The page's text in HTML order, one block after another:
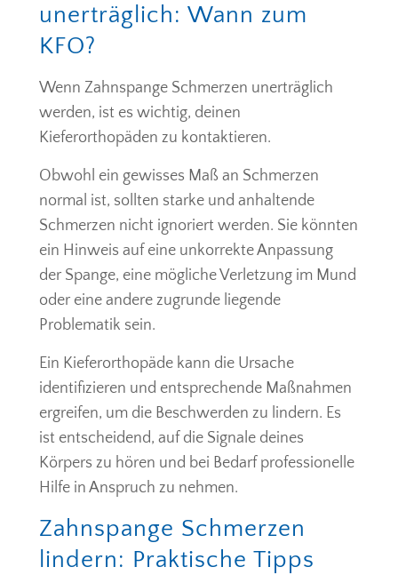
unerträglich: Wann zum
KFO?
Wenn Zahnspange Schmerzen unerträglich
werden, ist es wichtig, deinen
Kieferorthopäden zu kontaktieren.
Obwohl ein gewisses Maß an Schmerzen
normal ist, sollten starke und anhaltende
Schmerzen nicht ignoriert werden. Sie könnten
ein Hinweis auf eine unkorrekte Anpassung
der Spange, eine mögliche Verletzung im Mund
oder eine andere zugrunde liegende
Problematik sein.
Ein Kieferorthopäde kann die Ursache
identifizieren und entsprechende Maßnahmen
ergreifen, um die Beschwerden zu lindern. Es
ist entscheidend, auf die Signale deines
Körpers zu hören und bei Bedarf professionelle
Hilfe in Anspruch zu nehmen.
Zahnspange Schmerzen
lindern: Praktische Tipps